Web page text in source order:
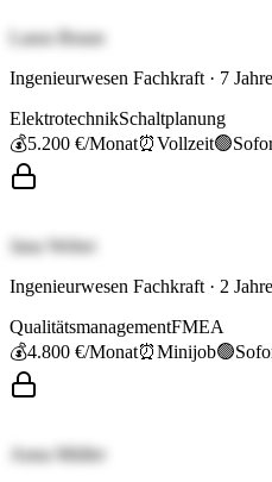
Laura Braun
Ingenieurwesen Fachkraft · 7
ElektrotechnikSchaltplanung
💰5.200 €/Monat⏰Vollzeit🟢
Jana Weber
Ingenieurwesen Fachkraft · 2
QualitätsmanagementFMEA
💰4.800 €/Monat⏰Minijob🟢
Anna Müller